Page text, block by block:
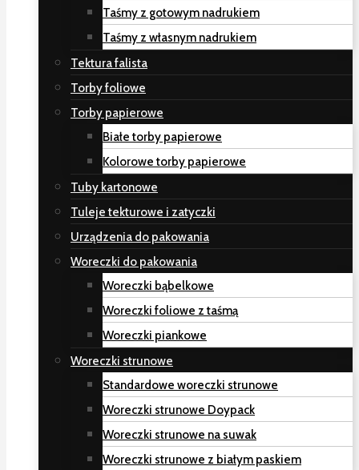
Taśmy z gotowym nadrukiem
Taśmy z własnym nadrukiem
Tektura falista
Torby foliowe
Torby papierowe
Białe torby papierowe
Kolorowe torby papierowe
Tuby kartonowe
Tuleje tekturowe i zatyczki
Urządzenia do pakowania
Woreczki do pakowania
Woreczki bąbelkowe
Woreczki foliowe z taśmą
Woreczki piankowe
Woreczki strunowe
Standardowe woreczki strunowe
Woreczki strunowe Doypack
Woreczki strunowe na suwak
Woreczki strunowe z białym paskiem